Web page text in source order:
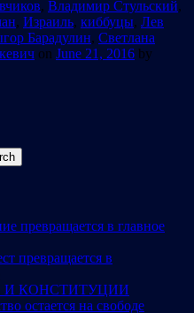
, Владимир Стульский,
, Израиль, киббуцы, Лев
Барадулин, Светлана
on June 21, 2016 by
превращается в главное
превращается в
И КОНСТИТУЦИИ
остается на свободе